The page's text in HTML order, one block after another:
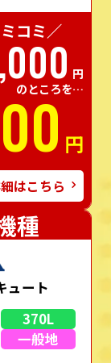
コミ／
円
のところを…
円
はこちら
種
ュート
370L
一般地